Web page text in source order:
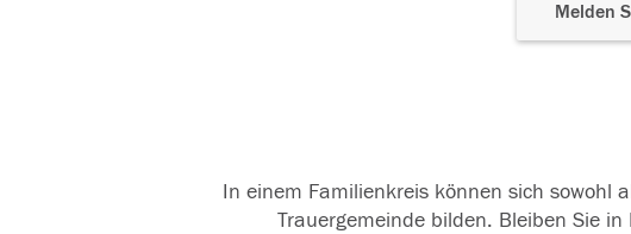
Melden
In einem Familienkreis können sich sowohl
Trauergemeinde bilden. Bleiben Sie